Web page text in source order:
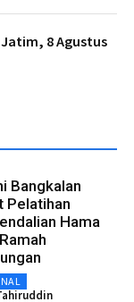
8 Agustus
Bangkalan
Pelatihan
Hama